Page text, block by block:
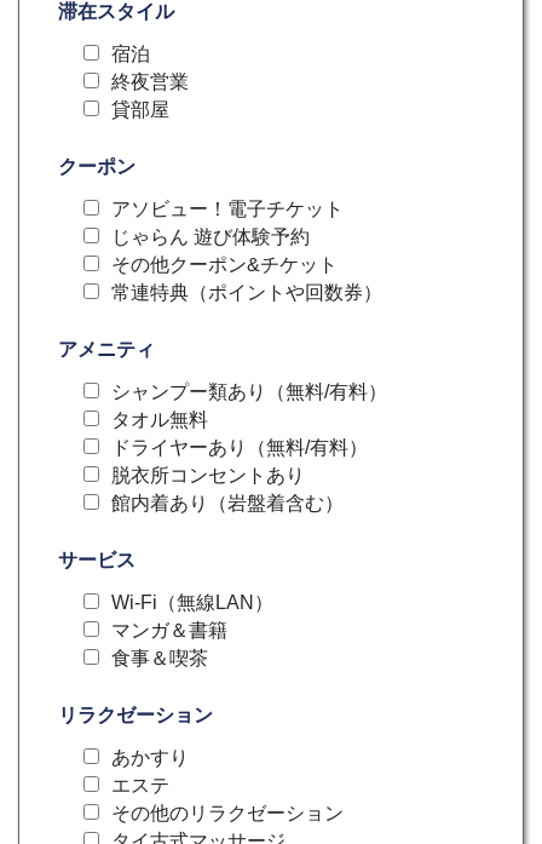
滞在スタイル
宿泊
終夜営業
貸部屋
クーポン
アソビュー！電子チケット
じゃらん 遊び体験予約
その他クーポン&チケット
常連特典（ポイントや回数券）
アメニティ
シャンプー類あり（無料/有料）
タオル無料
ドライヤーあり（無料/有料）
脱衣所コンセントあり
館内着あり（岩盤着含む）
サービス
Wi-Fi（無線LAN）
マンガ＆書籍
食事＆喫茶
リラクゼーション
あかすり
エステ
その他のリラクゼーション